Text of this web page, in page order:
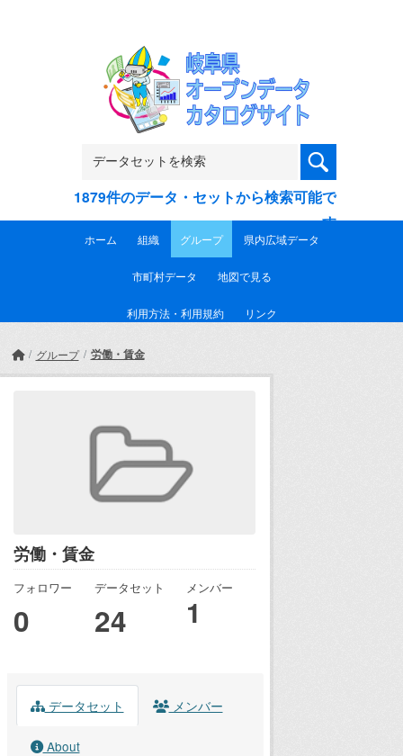
1879件のデータ・セットから検索可能で
す
ホーム 組織 グループ 県内広域データ
市町村データ 地図で見る
利用方法・利用規約 リンク
グループ 労働・賃金
労働・賃金
フォロワー
0
データセット
24
メンバー
1
データセット メンバー
About